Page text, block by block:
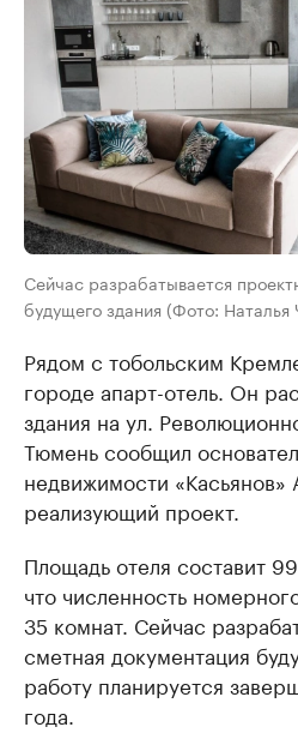
Сейчас разрабатывается
будущего здания (Фото: Наталья
Рядом с тобольским
городе апарт-отель. Он
здания на ул.
Тюмень сообщил
недвижимости «Касьянов»
реализующий проект.
Площадь отеля составит
что численность
35 комнат. Сейчас
сметная документация
работу планируется
года.